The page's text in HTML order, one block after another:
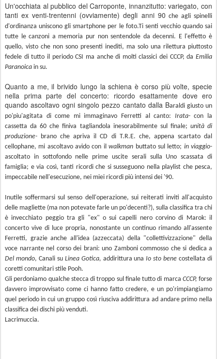
Un'occhiata al pubblico ‎del Carroponte, innanzitutto: variegato, con
tanti ex venti-trentenni (ovviamente) degli anni 90 che agli spinelli
d'ordinanza uniscono gli smartphone per le foto‎.Ti senti vecchio quando sai
tutte le canzoni a memoria pur non sentendole da decenni. E l'effetto è
quello, visto che non sono presenti inediti, ma solo una rilettura piuttosto
fedele di tutto il periodo CSI ma anche di molti classici dei CCCP, da Emilia
Paranoica in su.
Quanto a me, il brivido lungo la schiena è corso più volte, specie
nella prima parte del concerto: ricordo esattamente dove ero‎
quando ascoltavo ogni singolo pezzo cantato dalla Baraldi giusto un
po'piu'agitata di come mi immaginavo Ferretti al canto: Irata- con la
cassett‎a da 60 che finiva tagliandola inesorabilmente sul finale; unità di
produzione- brano che apriva il CD di T.R.E. che, appena scartato dal
cellophane, mi ascoltavo avido con ilwalkman buttato sul letto; in viaggio-
ascoltato in sottofondo nelle prime uscite serali sulla Uno scassata di
famiglia; e via così, tanti ricordi che si susseguono nella playlist che pesca,
impeccabile nell'esecuzione, nei miei ricordi ‎più intensi dei '90.
Inutile soffermarsi sul senso dell'operazione, sui reiterati inviti all'acquisto
delle magliette (ma non potevate farle un po'decenti?), sulla classifica tra chi
è invecchiato peggio tra gli "ex" o sui capelli nero corvino di Marok: il
concerto vive di luce propria, nonostante un continuo rimando all'assente
Ferretti, grazie anche all'idea (azzeccata) della "collettivizzazione" della
voce narrante nel corso dei brani: uno Zamboni commosso che si dedica a
Del mondo, Canali su Linea Gotica, addirittura unaIo sto benecostellata di
coretti comunitari stile Pooh.
Gli perdoniamo qualche stecca di troppo sul finale tutto di marca CCCP, forse
davvero improvvisato come ci hanno fatto credere, e un po'rimpiangiamo
quel periodo in cui un gruppo così riusciva addirittura ad andare primo nella
classifica dei dischi più venduti.
Lacrimuccia.